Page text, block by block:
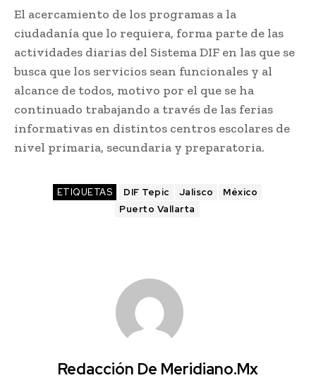
El acercamiento de los programas a la
ciudadanía que lo requiera, forma parte de las
actividades diarias del Sistema DIF en las que se
busca que los servicios sean funcionales y al
alcance de todos, motivo por el que se ha
continuado trabajando a través de las ferias
informativas en distintos centros escolares de
nivel primaria, secundaria y preparatoria.
ETIQUETAS DIF Tepic Jalisco
México
Puerto Vallarta
Redacción De Meridiano.mx